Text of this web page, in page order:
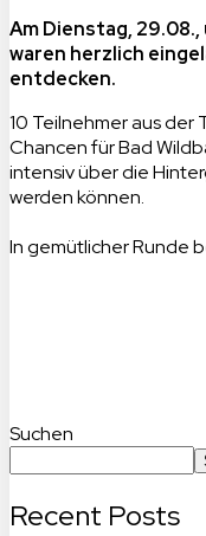
Am Dienstag,
waren herzlich
entdecken.
10 Teilnehmer aus der
Chancen für Bad
intensiv über die
werden können.
In gemütlicher Runde
Suchen
Recent Posts